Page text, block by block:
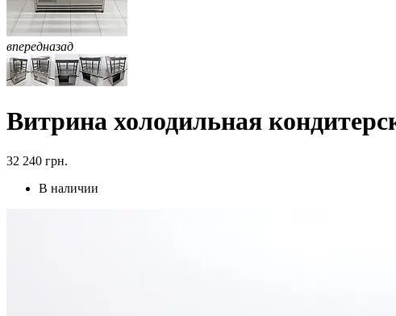
впередназад
Витрина холодильная
32 240 грн.
В наличии